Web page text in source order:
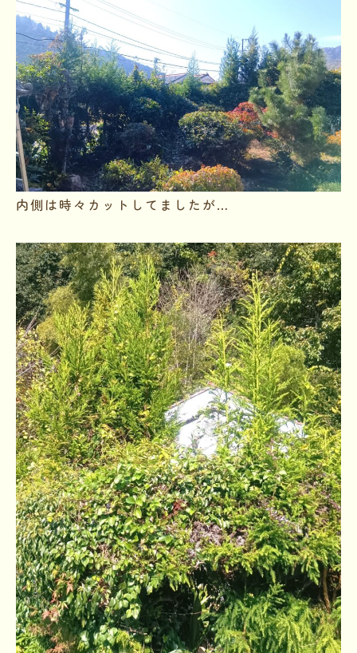
内側は時々カットしてましたが…